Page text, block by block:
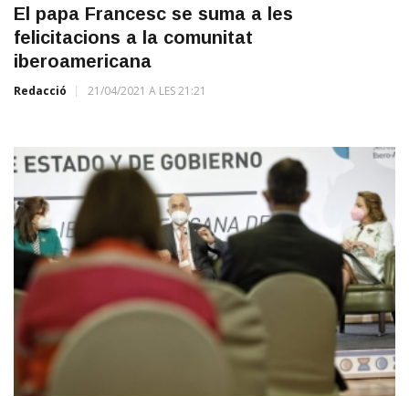
El papa Francesc se suma a les
felicitacions a la comunitat
iberoamericana
Redacció 21/04/2021 A LES 21:21